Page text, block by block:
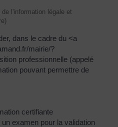
l'information légale et
dans le cadre du <a
mairie/?
professionnelle (appelé
pouvant permettre de
certifiante
examen pour la validation